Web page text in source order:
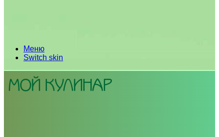
Меню
Switch skin